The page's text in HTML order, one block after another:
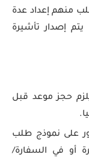
منهم إعداد عدة
إصدار تأشيرة
حجز موعد قبل
على نموذج طلب
أو في السفارة/